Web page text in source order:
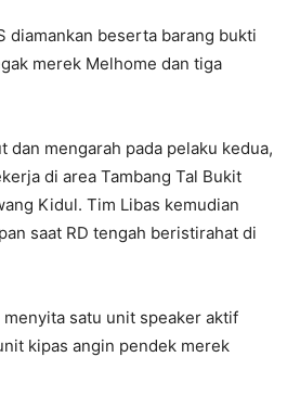
diamankan beserta barang bukti
merek Melhome dan tiga
dan mengarah pada pelaku kedua,
di area Tambang Tal Bukit
Kidul. Tim Libas kemudian
saat RD tengah beristirahat di
menyita satu unit speaker aktif
kipas angin pendek merek